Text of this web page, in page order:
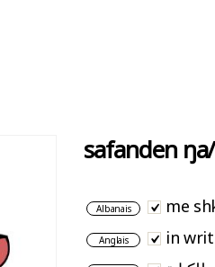
safanden
Albanais me
Anglais in